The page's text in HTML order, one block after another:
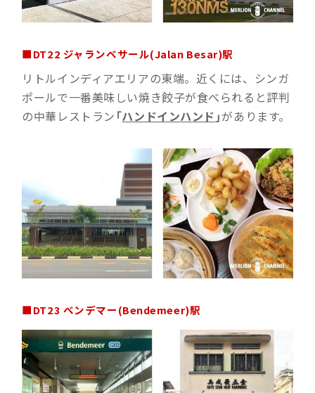
■DT22 ジャランベサール(Jalan Besar)駅
リトルインディアエリアの東端。近くには、シンガ
ポールで一番美味しい焼き餃子が食べられると評判
の中華レストラン 「ハンドインハンド 」があります。
■DT23 ベンデマー(Bendemeer)駅